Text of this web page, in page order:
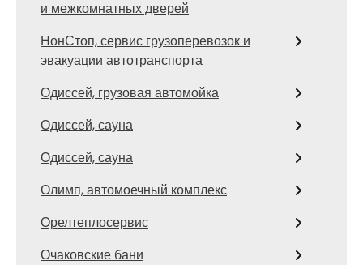
и межкомнатных дверей
НонСтоп, сервис грузоперевозок и
эвакуации автотранспорта
Одиссей, грузовая автомойка
Одиссей, сауна
Одиссей, сауна
Олимп, автомоечный комплекс
Орелтеплосервис
Очаковские бани